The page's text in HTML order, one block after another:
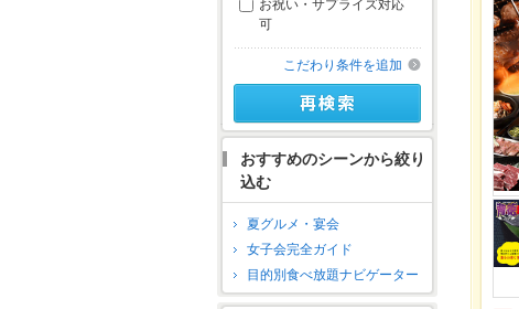
お祝い・サプライズ対応
可
こだわり条件を追加
おすすめのシーンから絞り
込む
夏グルメ・宴会
女子会完全ガイド
目的別食べ放題ナビゲーター